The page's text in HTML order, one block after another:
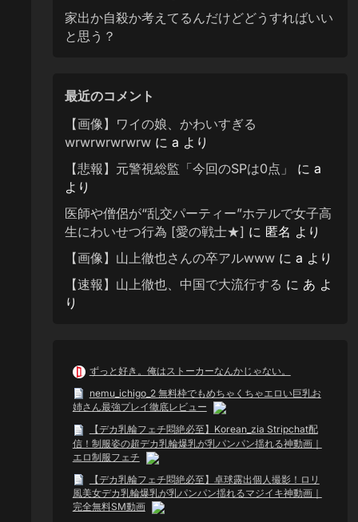
家出か自殺か考えてるんだけどどうすればいい
と思う？
最近のコメント
【画像】ワイの娘、かわいすぎる
wrwrwrwrwrwに a より
【悲報】元警視総監「今回のSPは0点」
に a
より
医師や僧侶が“乱交パーティー”ホテルで女子高
生にわいせつ行為 [愛の戦士★] に 匿名 より
【画像】山上徹也さんの卒アルwwwに a より
【速報】山上徹也、中国で大流行する に あ よ
り
ずっと好き。俺はストーカーなんかじゃない。
nemu_ichigo_2 無料枠でもめちゃくちゃエロい巨乳お
姉さん最強プレイ徹底レビュー
【デカ乳輪フェチ悶絶必至】Korean_zia Stripchat配
信！制服姿の超デカ乳輪爆乳が乳パンパン揺れる神動画｜
エロ制服フェチ
【デカ乳輪フェチ悶絶必至】卓球露出個人撮影！ロリ
風美女デカ乳輪爆乳が乳パンパン揺れるマジイキ神動画｜
完全無料SM動画